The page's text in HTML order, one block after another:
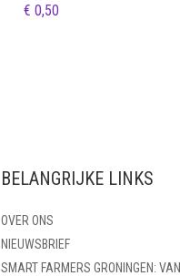
€ 0,50
BELANGRIJKE LINKS
OVER ONS
NIEUWSBRIEF
SMART FARMERS GRONINGEN: